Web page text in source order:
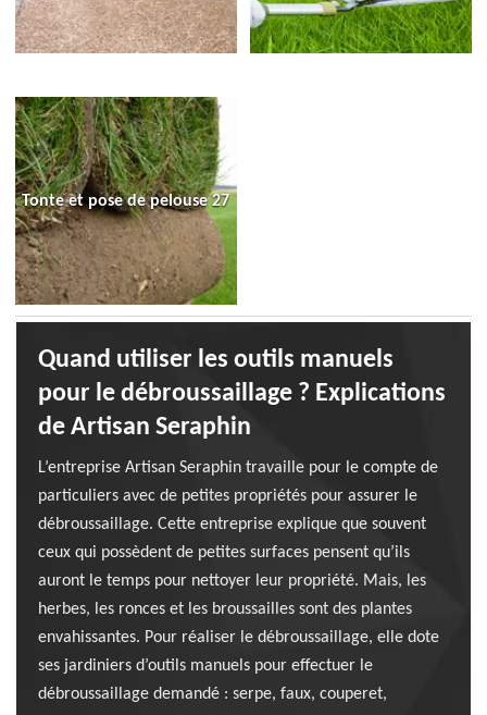
Tonte et pose de pelouse 27
Quand utiliser les outils manuels
pour le débroussaillage ? Explications
de Artisan Seraphin
L’entreprise Artisan Seraphin travaille pour le compte de
particuliers avec de petites propriétés pour assurer le
débroussaillage. Cette entreprise explique que souvent
ceux qui possèdent de petites surfaces pensent qu’ils
auront le temps pour nettoyer leur propriété. Mais, les
herbes, les ronces et les broussailles sont des plantes
envahissantes. Pour réaliser le débroussaillage, elle dote
ses jardiniers d’outils manuels pour effectuer le
débroussaillage demandé : serpe, faux, couperet,